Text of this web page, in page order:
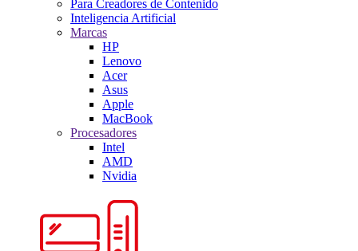
Para Creadores de Contenido
Inteligencia Artificial
Marcas
HP
Lenovo
Acer
Asus
Apple
MacBook
Procesadores
Intel
AMD
Nvidia